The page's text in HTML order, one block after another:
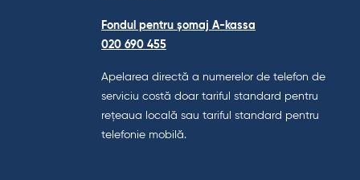
Fondul pentru șomaj A-kassa
020 690 455
Apelarea directă a numerelor de telefon de
serviciu costă doar tariful standard pentru
rețeaua locală sau tariful standard pentru
telefonie mobilă.